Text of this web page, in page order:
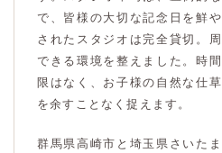
で、皆様の大切な記念日を鮮
されたスタジオは完全貸切。
できる環境を整えました。時
限はなく、お子様の自然な仕
を余すことなく捉えます。
群馬県高崎市と埼玉県さいた